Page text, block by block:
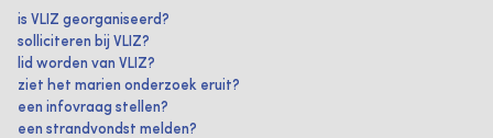
is VLIZ georganiseerd?
solliciteren bij VLIZ?
lid worden van VLIZ?
ziet het marien onderzoek eruit?
een infovraag stellen?
een strandvondst melden?